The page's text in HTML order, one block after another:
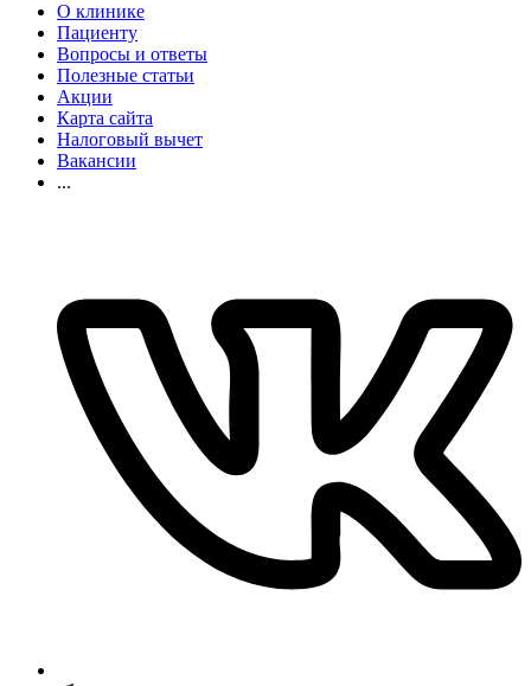
О клинике
Пациенту
Вопросы и ответы
Полезные статьи
Акции
Карта сайта
Налоговый вычет
Вакансии
...